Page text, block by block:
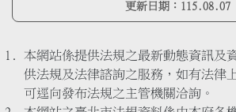
更新日期： 115.08.07
本網站係提供法規之最新動態資訊及
供法規及法律諮詢之服務，如有法律
可逕向發布法規之主管機關洽詢。